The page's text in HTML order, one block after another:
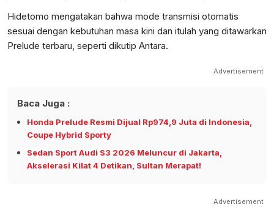
Hidetomo mengatakan bahwa mode transmisi otomatis
sesuai dengan kebutuhan masa kini dan itulah yang ditawarkan
Prelude terbaru, seperti dikutip Antara.​​
Advertisement
Baca Juga :
Honda Prelude Resmi Dijual Rp974,9 Juta di Indonesia,
Coupe Hybrid Sporty
Sedan Sport Audi S3 2026 Meluncur di Jakarta,
Akselerasi Kilat 4 Detikan, Sultan Merapat!
Advertisement